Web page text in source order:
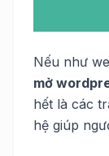
Nếu như
mở
hết là các
hệ giúp